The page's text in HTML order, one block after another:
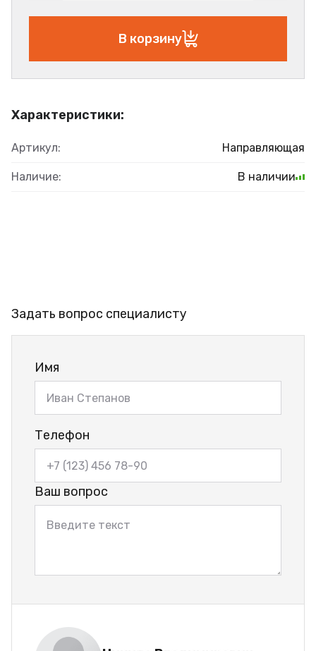
Характеристики:
Артикул: Направляющая
Наличие: В наличии
В корзину
Задать вопрос специалисту
Имя
Телефон
Ваш вопрос